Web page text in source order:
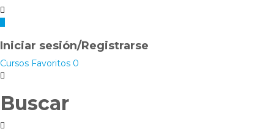
Iniciar sesión/Registrarse
Cursos Favoritos 0
Buscar